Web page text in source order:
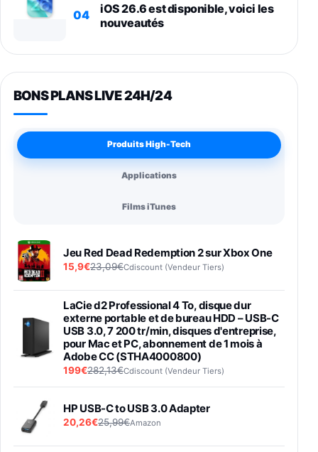
04
iOS 26.6 est disponible, voici les
nouveautés
BONS PLANS LIVE 24H/24
Produits High-Tech
Applications
Films iTunes
Jeu Red Dead Redemption 2 sur Xbox One
15,9€23,09€Cdiscount (Vendeur Tiers)
LaCie d2 Professional 4 To, disque dur
externe portable et de bureau HDD – USB-C
USB 3.0, 7 200 tr/min, disques d'entreprise,
pour Mac et PC, abonnement de 1 mois à
Adobe CC (STHA4000800)
199€282,13€Cdiscount (Vendeur Tiers)
HP USB-C to USB 3.0 Adapter
20,26€25,99€Amazon